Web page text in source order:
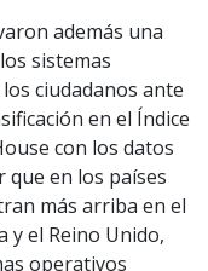
además una
sistemas
ciudadanos ante
en el Índice
con los datos
que en los países
más arriba en el
y el Reino Unido,
operativos